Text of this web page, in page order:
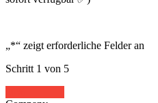
„*“ zeigt erforderliche Felder an
Schritt 1 von 5